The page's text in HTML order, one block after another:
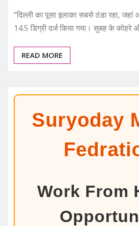
“दिल्ली का पूसा इलाका सबसे ठंडा रहा, जहां
14.5 डिग्री दर्ज किया गया। सुबह के कोहरे
READ MORE
Suryoday
Work From